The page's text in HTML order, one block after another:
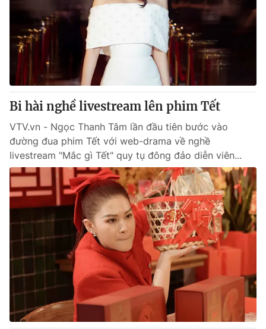
Bi hài nghề livestream lên phim Tết
VTV.vn - Ngọc Thanh Tâm lần đầu tiên bước vào
đường đua phim Tết với web-drama về nghề
livestream "Mắc gì Tết" quy tụ đông đảo diễn viên...